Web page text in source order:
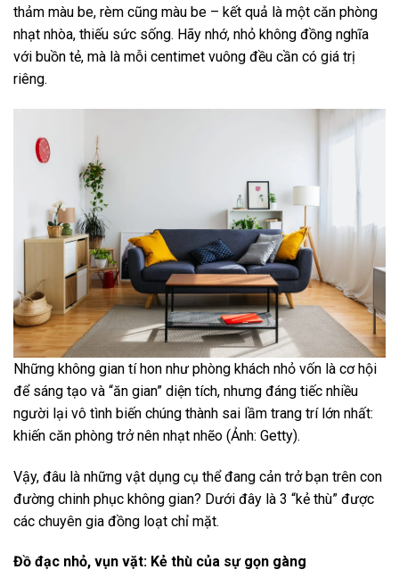
thảm màu be, rèm cũng màu be – kết quả là một căn phòng
nhạt nhòa, thiếu sức sống. Hãy nhớ, nhỏ không đồng nghĩa
với buồn tẻ, mà là mỗi centimet vuông đều cần có giá trị
riêng.
Những không gian tí hon như phòng khách nhỏ vốn là cơ hội
để sáng tạo và “ăn gian” diện tích, nhưng đáng tiếc nhiều
người lại vô tình biến chúng thành sai lầm trang trí lớn nhất:
khiến căn phòng trở nên nhạt nhẽo (Ảnh: Getty).
Vậy, đâu là những vật dụng cụ thể đang cản trở bạn trên con
đường chinh phục không gian? Dưới đây là 3 “kẻ thù” được
các chuyên gia đồng loạt chỉ mặt.
Đồ đạc nhỏ, vụn vặt: Kẻ thù của sự gọn gàng